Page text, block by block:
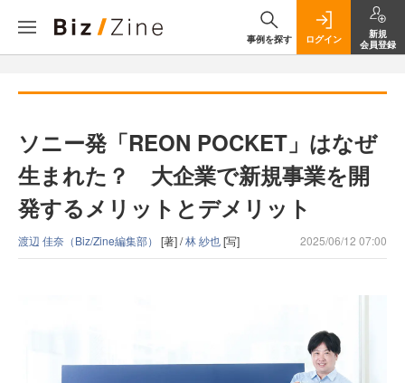
事例を探す ログイン
新規
会員登録
ソニー発「REON POCKET」はなぜ
生まれた？ 大企業で新規事業を開
発するメリットとデメリット
渡辺 佳奈（Biz/Zine編集部） [著] /林 紗也[写] 2025/06/12 07:00